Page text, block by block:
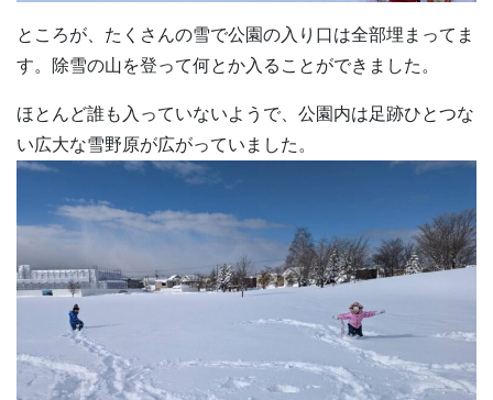
ところが、たくさんの雪で公園の入り口は全部埋まってま
す。除雪の山を登って何とか入ることができました。
ほとんど誰も入っていないようで、公園内は足跡ひとつな
い広大な雪野原が広がっていました。